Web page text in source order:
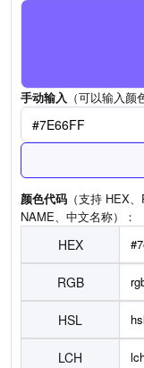
手动输入 （可以输入颜
颜色代码 （支持 HEX
NAME、中文名称）：
HEX
RGB
HSL
LCH